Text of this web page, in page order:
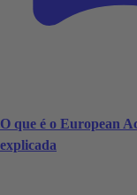
O que é o European
explicada